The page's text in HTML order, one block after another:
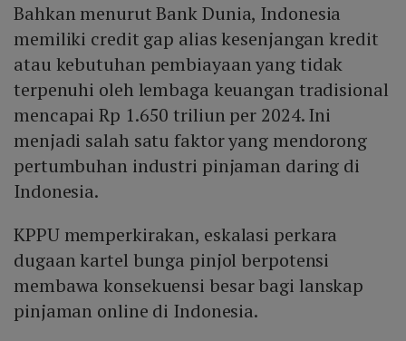
Bahkan menurut Bank Dunia, Indonesia
memiliki credit gap alias kesenjangan kredit
atau kebutuhan pembiayaan yang tidak
terpenuhi oleh lembaga keuangan tradisional
mencapai Rp 1.650 triliun per 2024. Ini
menjadi salah satu faktor yang mendorong
pertumbuhan industri pinjaman daring di
Indonesia.
KPPU memperkirakan, eskalasi perkara
dugaan kartel bunga pinjol berpotensi
membawa konsekuensi besar bagi lanskap
pinjaman online di Indonesia.